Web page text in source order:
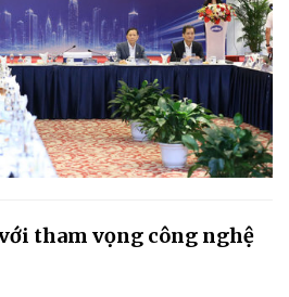
tham vọng công nghệ